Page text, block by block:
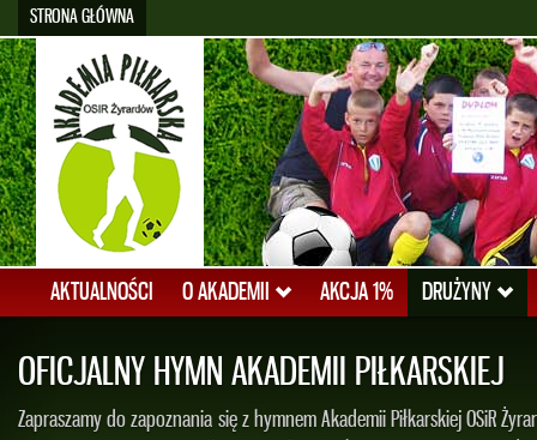
STRONA GŁÓWNA
AKTUALNOŚCI O AKADEMII AKCJA 1% DRUŻYNY
PATRYK CZARNOWSKI W
REPREZENTACJI POLSKI U-16!!!